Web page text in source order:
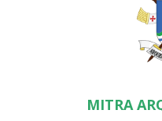
MITRA